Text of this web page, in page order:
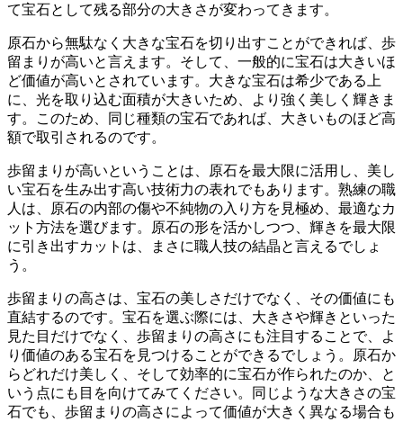
て宝石として残る部分の大きさが変わってきます。
原石から無駄なく大きな宝石を切り出すことができれば、歩
留まりが高いと言えます。そして、 一般的に宝石は大きいほ
ど価値が高いとされています。大きな宝石は希少である上
に、光を取り込む面積が大きいため、より強く美しく輝きま
す。このため、同じ種類の宝石であれば、大きいものほど高
額で取引されるのです。
歩留まりが高いということは、
原石を最大限に活用し、美し
い宝石を生み出す高い技術力の表れでもあります。熟練の職
人は、原石の内部の傷や不純物の入り方を見極め、最適なカ
ット方法を選びます。原石の形を活かしつつ、輝きを最大限
に引き出すカットは、まさに職人技の結晶と言えるでしょ
う。
歩留まりの高さは、 宝石の美しさだけでなく、その価値にも
直結するのです。宝石を選ぶ際には、大きさや輝きといった
見た目だけでなく、歩留まりの高さにも注目することで、よ
り価値のある宝石を見つけることができるでしょう。原石か
らどれだけ美しく、そして効率的に宝石が作られたのか、と
いう点にも目を向けてみてください。同じような大きさの宝
石でも、歩留まりの高さによって価値が大きく異なる場合も